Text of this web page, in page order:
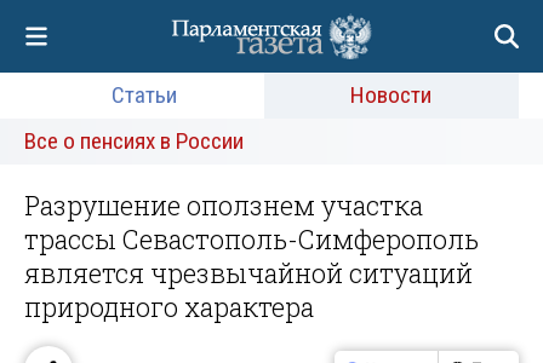
Статьи
Новости
Все о пенсиях в России
Разрушение оползнем участка
трассы Севастополь-Симферополь
является чрезвычайной ситуаций
природного характера